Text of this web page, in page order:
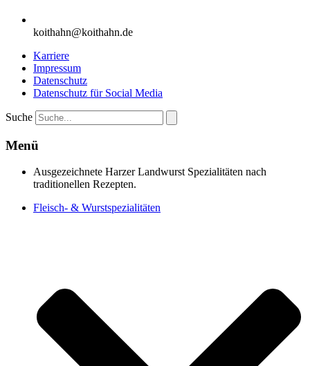
koithahn@koithahn.de
Karriere
Impressum
Datenschutz
Datenschutz für Social Media
Suche
Menü
Ausgezeichnete Harzer Landwurst Spezialitäten nach
traditionellen Rezepten.
Fleisch- & Wurstspezialitäten